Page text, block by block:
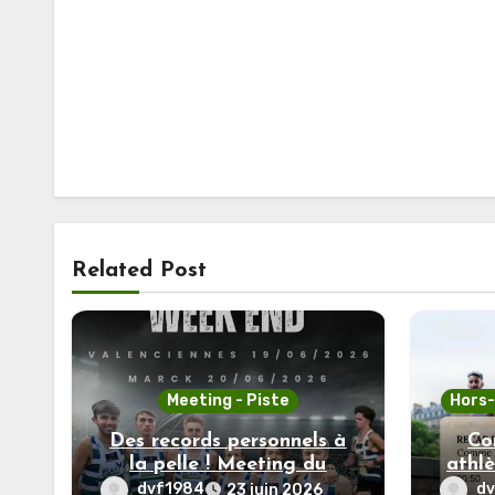
Related Post
Meeting - Piste
Des records personnels à
la pelle ! Meeting du
souvenir et As Marck
dvf1984 23 juin 2026